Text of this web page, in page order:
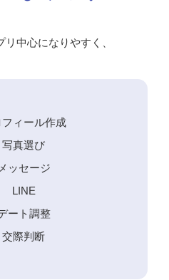
中心になりやすく、
フィール作成
写真選び
メッセージ
LINE
ート調整
交際判断